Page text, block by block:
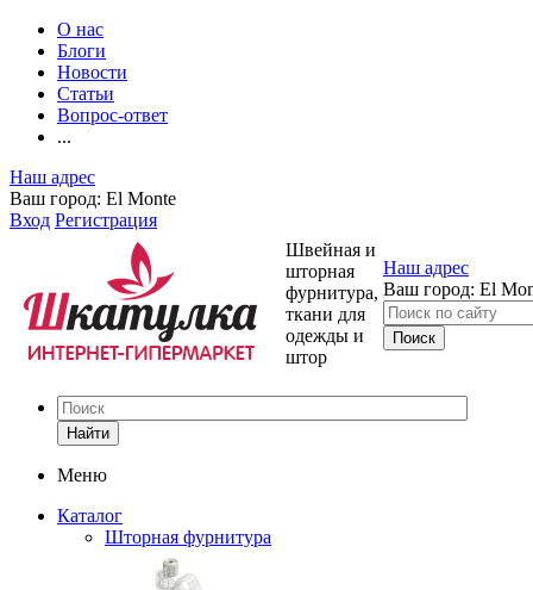
О нас
Блоги
Новости
Статьи
Вопрос-ответ
...
Наш адрес
Ваш город: El Monte
Вход Регистрация
Швейная и
шторная
фурнитура,
ткани для
одежды и
штор
Наш адрес
Ваш город: El
Найти
Меню
Каталог
Шторная фурнитура